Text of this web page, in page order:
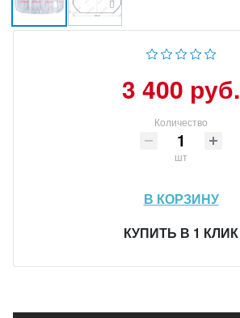
3 400 руб.
Количество
шт
В КОРЗИНУ
КУПИТЬ В 1 КЛИК